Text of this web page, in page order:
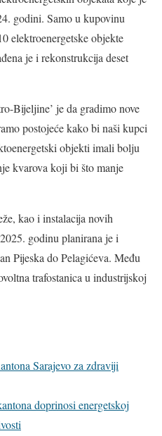
godini. Samo u kupovinu
elektroenergetske objekte
je i rekonstrukcija deset
Bijeljine’ je da gradimo nove
postojeće kako bi naši kupci
objekti imali bolju
kvarova koji bi što manje
kao i instalacija novih
godinu planirana je i
Pijeska do Pelagićeva. Među
trafostanica u industrijskoj
Sarajevo za zdraviji
doprinosi energetskoj